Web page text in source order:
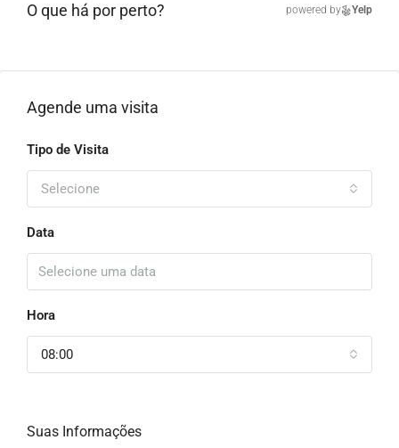
O que há por perto? powered by Yelp
Agende uma visita
Tipo de Visita
Selecione
Data
Hora
08:00
Suas Informações